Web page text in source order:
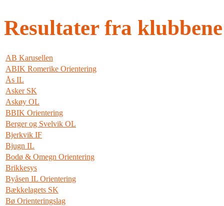
Resultater fra klubbene
AB Karusellen
ABIK Romerike Orientering
Ås IL
Asker SK
Askøy OL
BBIK Orientering
Berger og Svelvik OL
Bjerkvik IF
Bjugn IL
Bodø & Omegn Orientering
Brikkesys
Byåsen IL Orientering
Bækkelagets SK
Bø Orienteringslag